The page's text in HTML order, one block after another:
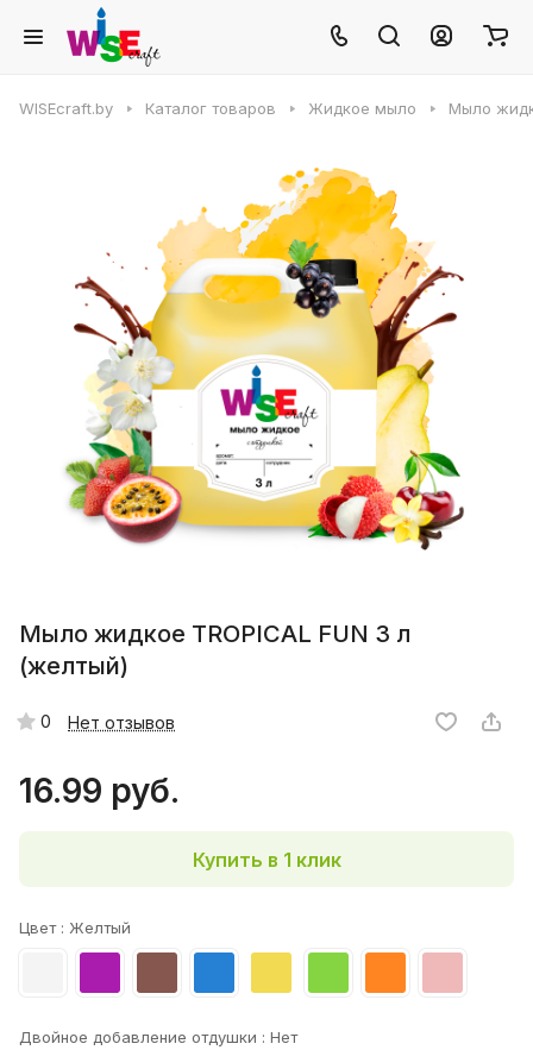
WISEcraft.by Каталог товаров Жидкое мыло Мыло
Мыло жидкое TROPICAL FUN 3 л
(желтый)
0 Нет отзывов
16.99 руб.
Купить в 1 клик
Цвет : Желтый
Двойное добавление отдушки : Нет